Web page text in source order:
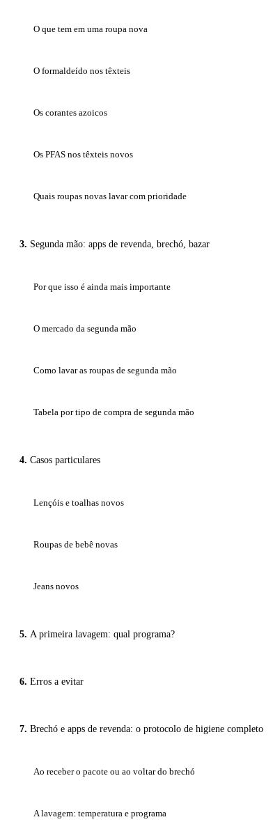
O que tem em uma roupa nova
O formaldeído nos têxteis
Os corantes azoicos
Os PFAS nos têxteis novos
Quais roupas novas lavar com prioridade
Segunda mão: apps de revenda, brechó, bazar
Por que isso é ainda mais importante
O mercado da segunda mão
Como lavar as roupas de segunda mão
Tabela por tipo de compra de segunda mão
Casos particulares
Lençóis e toalhas novos
Roupas de bebê novas
Jeans novos
A primeira lavagem: qual programa?
Erros a evitar
Brechó e apps de revenda: o protocolo de higiene completo
Ao receber o pacote ou ao voltar do brechó
A lavagem: temperatura e programa